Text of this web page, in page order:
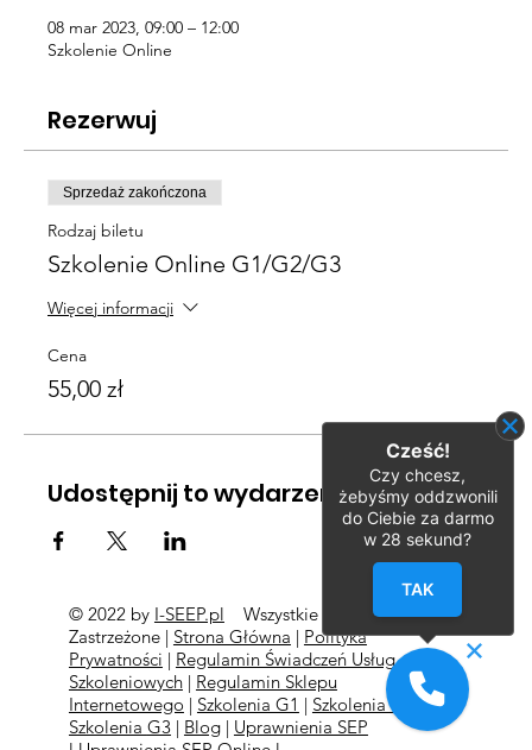
08 mar 2023, 09:00 – 12:00
Szkolenie Online
Rezerwuj
Sprzedaż zakończona
Rodzaj biletu
Szkolenie Online G1/G2/G3
Więcej informacji
Cena
55,00 zł
Udostępnij to wydarzenie
© 2022 by I-SEEP.pl
Wszystkie Prawa
Zastrzeżone | Strona Główna | Polityka
Prywatności | Regulamin Świadczeń Usług
Szkoleniowych| Regulamin Sklepu
Internetowego | Szkolenia G1 | Szkolenia G2
l
Szkolenia G3 | Blog| Uprawnienia SEP
Cześć!
Czy chcesz,
żebyśmy oddzwonili
do Ciebie za darmo
w 28 sekund?
TAK